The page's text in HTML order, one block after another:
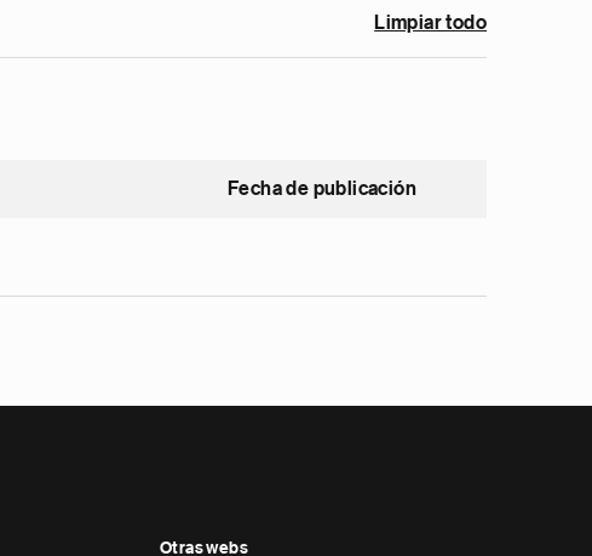
Limpiar todo
Fecha de publicación
Otras webs